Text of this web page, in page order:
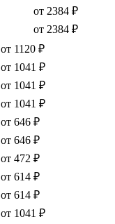
от 2384 ₽
от 2384 ₽
от 1120 ₽
от 1041 ₽
от 1041 ₽
от 1041 ₽
от 646 ₽
от 646 ₽
от 472 ₽
от 614 ₽
от 614 ₽
от 1041 ₽